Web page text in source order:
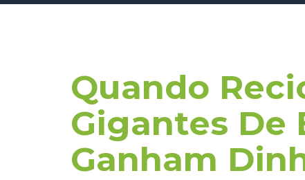
Quando
Gigantes De
Ganham